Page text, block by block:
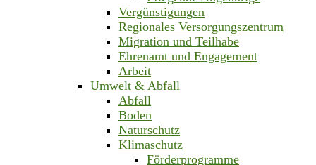
Vergünstigungen
Regionales Versorgungszentrum
Migration und Teilhabe
Ehrenamt und Engagement
Arbeit
Umwelt & Abfall
Abfall
Boden
Naturschutz
Klimaschutz
Förderprogramme